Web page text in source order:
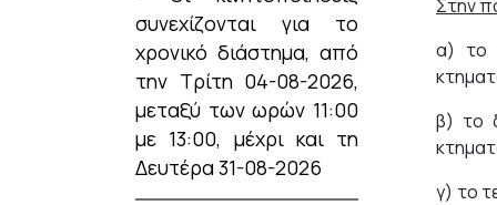
συνεχίζονται για το
χρονικό διάστημα, από
την Τρίτη 04-08-2026,
μεταξύ των ωρών 11:00
με 13:00, μέχρι και τη
Δευτέρα 31-08-2026
Στην
α) το
β) το
γ) το